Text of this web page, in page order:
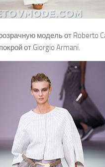
модель от Roberto
от Giorgio Armani.